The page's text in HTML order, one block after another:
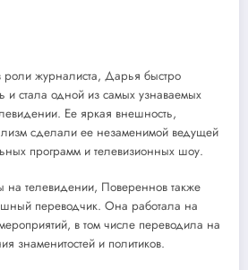
роли журналиста, Дарья быстро
и стала одной из самых узнаваемых
Ее яркая внешность,
сделали ее незаменимой ведущей
программ и телевизионных шоу.
телевидении, Повереннов также
переводчик. Она работала на
в том числе переводила на
знаменитостей и политиков.